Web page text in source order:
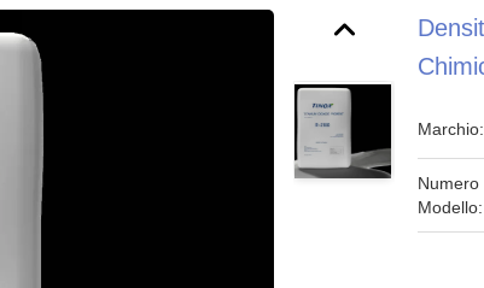
Marchio:
Numero
Modello: